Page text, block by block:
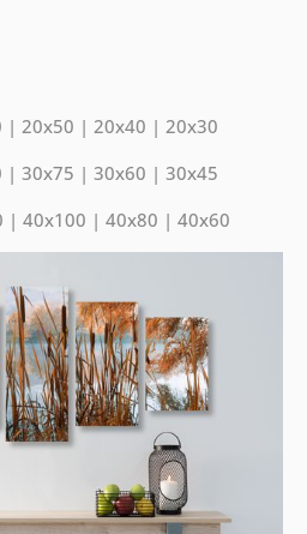
| 20x50 | 20x40 | 20x30
30x75 | 30x60 | 30x45
| 40x100 | 40x80 | 40x60